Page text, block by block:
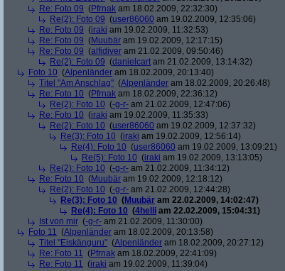
Re: Foto 09 (Pfrnak am 18.02.2009, 22:32:30)
Re(2): Foto 09 (user86060 am 19.02.2009, 12:35:06)
Re: Foto 09 (iraki am 19.02.2009, 11:32:53)
Re: Foto 09 (Muubär am 19.02.2009, 12:17:15)
Re: Foto 09 (alfidiver am 21.02.2009, 09:50:46)
Re(2): Foto 09 (danielcart am 21.02.2009, 13:14:32)
Foto 10 (Alpenländer am 18.02.2009, 20:13:40)
Titel "Am Anschlag" (Alpenländer am 18.02.2009, 20:26:48)
Re: Foto 10 (Pfrnak am 18.02.2009, 22:36:12)
Re(2): Foto 10 (-g-r- am 21.02.2009, 12:47:06)
Re: Foto 10 (iraki am 19.02.2009, 11:35:33)
Re(2): Foto 10 (user86060 am 19.02.2009, 12:37:32)
Re(3): Foto 10 (iraki am 19.02.2009, 12:56:14)
Re(4): Foto 10 (user86060 am 19.02.2009, 13:09:21)
Re(5): Foto 10 (iraki am 19.02.2009, 13:13:05)
Re(2): Foto 10 (-g-r- am 21.02.2009, 11:34:12)
Re: Foto 10 (Muubär am 19.02.2009, 12:18:12)
Re(2): Foto 10 (-g-r- am 21.02.2009, 12:44:28)
Re(3): Foto 10 (Muubär am 22.02.2009, 14:02:47)
Re(4): Foto 10 (4helli am 22.02.2009, 15:04:31)
Ist von mir (-g-r- am 21.02.2009, 11:30:00)
Foto 11 (Alpenländer am 18.02.2009, 20:13:58)
Titel "Eiskänguru" (Alpenländer am 18.02.2009, 20:27:12)
Re: Foto 11 (Pfrnak am 18.02.2009, 22:41:09)
Re: Foto 11 (iraki am 19.02.2009, 11:39:04)